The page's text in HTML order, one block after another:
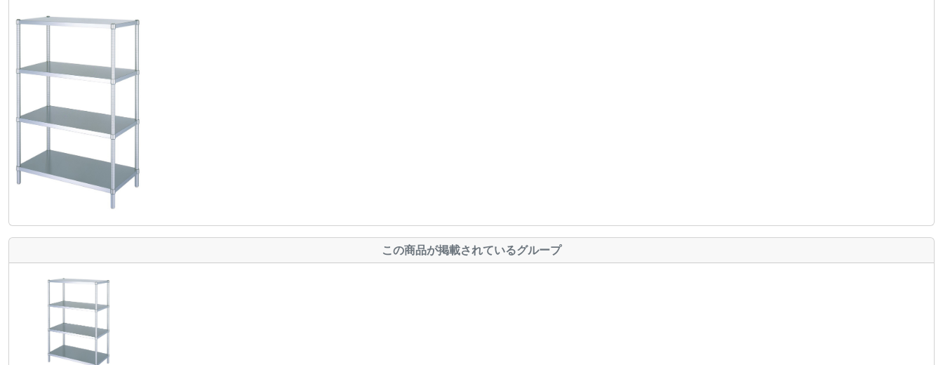
この商品が掲載されているグループ